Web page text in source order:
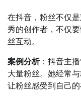
在抖音，粉丝不仅
秀的创作者，不仅
丝互动。
案例分析：抖音主
大量粉丝。她经常
让粉丝感受到自己的